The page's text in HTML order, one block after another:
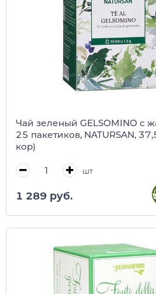
Чай зеленый GELSOMINO с
25 пакетиков, NATURSAN,
кор)
шт
1 289 руб.